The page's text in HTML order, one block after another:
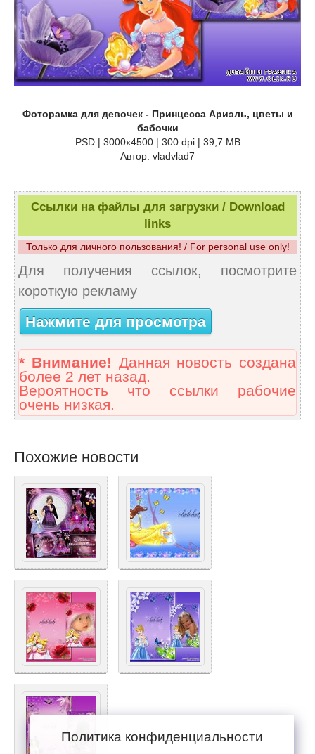
Фоторамка для девочек - Принцесса Ариэль, цветы и
бабочки
PSD | 3000х4500 | 300 dpi | 39,7 MB
Автор: vladvlad7
Ссылки на файлы для загрузки / Download
links
Только для личного пользования! / For personal use only!
Для получения ссылок, посмотрите
короткую рекламу
Нажмите для просмотра
* Внимание! Данная новость создана
более 2 лет назад.
Вероятность что ссылки рабочие
очень низкая.
Похожие новости
Политика конфиденциальности